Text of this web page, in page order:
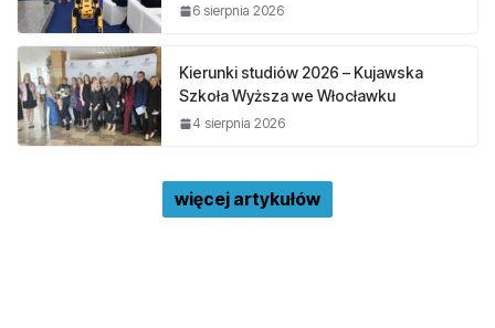
6 sierpnia 2026
Kierunki studiów 2026 – Kujawska
Szkoła Wyższa we Włocławku
4 sierpnia 2026
więcej artykułów